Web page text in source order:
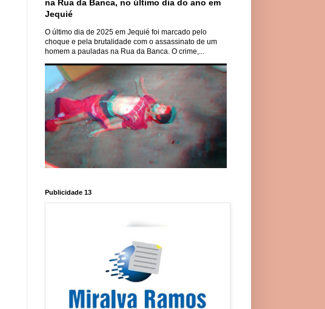
na Rua da Banca, no último dia do ano em
Jequié
O último dia de 2025 em Jequié foi marcado pelo
choque e pela brutalidade com o assassinato de um
homem a pauladas na Rua da Banca. O crime,...
Publicidade 13